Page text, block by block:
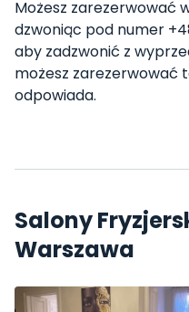
Możesz zarezerwować
dzwoniąc pod numer
aby zadzwonić z
możesz zarezerwować
odpowiada.
Salony
Warszawa